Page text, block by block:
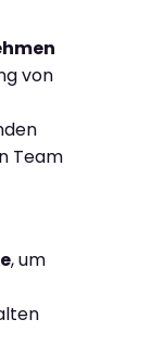
von
Team
, um